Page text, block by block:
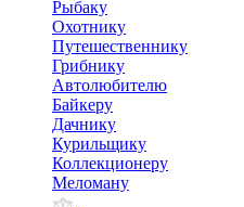
Рыбаку
Охотнику
Путешественнику
Грибнику
Автолюбителю
Байкеру
Дачнику
Курильщику
Коллекционеру
Меломану